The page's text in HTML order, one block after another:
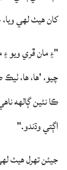
کان هيٺ لهي
"۽ مان ڦري ويو ۽
چيو، 'ها، ها،
ڪا نئين ڳالهه
اڳتي وڌندو."
جيئن تھرل ھيٺ